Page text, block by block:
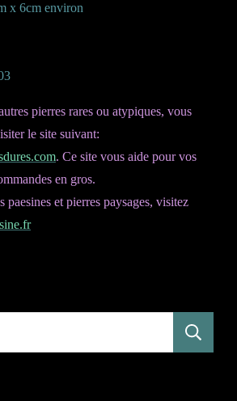
x 6cm environ
pierres rares ou atypiques, vous
le site suivant:
. Ce site vous aide pour vos
en gros.
paesines et pierres paysages, visitez